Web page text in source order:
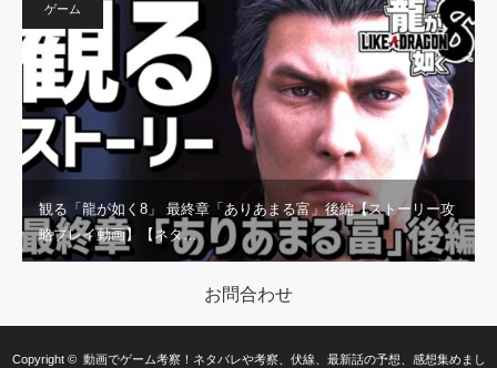
ゲーム
観る「龍が如く8」 最終章「ありあまる富」後編【ストーリー攻
略プレイ動画】【ネタ…
お問合わせ
Copyright © 動画でゲーム考察！ネタバレや考察、伏線、最新話の予想、感想集めまし